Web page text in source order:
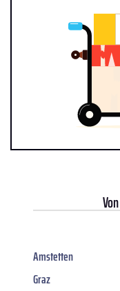
Von
Amstetten
Graz